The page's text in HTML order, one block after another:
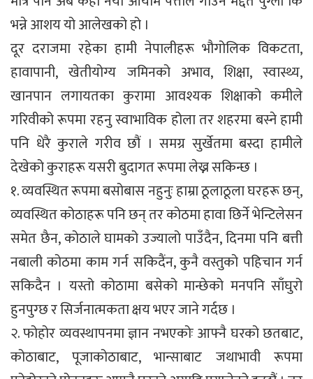
भन्ने आशय यो आलेखको हो ।
दूर दराजमा रहेका हामी नेपालीहरू भौगोलिक विकटता,
हावापानी, खेतीयोग्य जमिनको अभाव, शिक्षा, स्वास्थ्य,
खानपान लगायतका कुरामा आवश्यक शिक्षाको कमीले
गरिवीको रूपमा रहनु स्वाभाविक होला तर शहरमा बस्ने हामी
पनि धेरै कुराले गरीव छौं । समग्र सुर्खेतमा बस्दा हामीले
देखेको कुराहरू यसरी बुदागत रूपमा लेख्न सकिन्छ ।
१. व्यवस्थित रूपमा बसोबास नहुनुः हाम्रा ठूलाठूला घरहरू छन्,
व्यवस्थित कोठाहरू पनि छन् तर कोठमा हावा छिर्ने भेन्टिलेसन
समेत छैन, कोठाले घामको उज्यालो पाउँदैन, दिनमा पनि बत्ती
नबाली कोठमा काम गर्न सकिदैंन, कुनै वस्तुको पहिचान गर्न
सकिदैन । यस्तो कोठामा बसेको मान्छेको मनपनि साँघुरो
हुनपुग्छ र सिर्जनात्मकता क्षय भएर जाने गर्दछ ।
२. फोहोर व्यवस्थापनमा ज्ञान नभएकोः आफ्नै घरको छतबाट,
कोठाबाट, पूजाकोठाबाट, भान्साबाट जथाभावी रूपमा